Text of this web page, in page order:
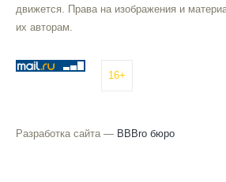
движется. Права на изображения и
их авторам.
16+
Разработка сайта — BBBro бюро